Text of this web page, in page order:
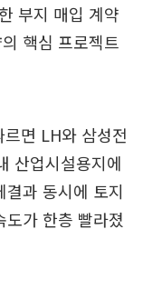
부지 매입 계약
핵심 프로젝트
면 LH와 삼성전
산업시설용지에
과 동시에 토지
가 한층 빨라졌